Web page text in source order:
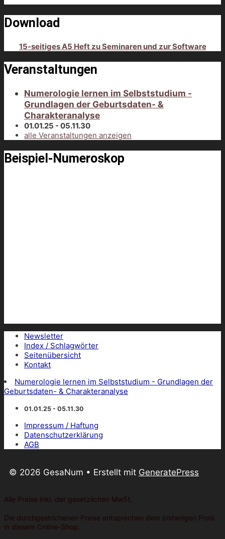
Download
15-seitiges A5 Heft zu Seminaren und zur Software
Veranstaltungen
Numerologie lernen im Selbststudium -
Grundlagen der Geburtsdaten- &
Charakteranalyse
01.01.25 - 05.11.30
alle Veranstaltungen anzeigen
Beispiel-Numeroskop
Newsletter
Index / Schlagwörter
Seitenübersicht
Kontakt
Numerologie lernen im Selbststudium - Grundlagen der
Geburtsdaten- & Charakteranalyse
01.01.25 - 05.11.30
Impressum / Haftung
Datenschutzerklärung
AGB
© 2026 GesaNum • Erstellt mit GeneratePress
Alle Preise inkl. der gesetzlichen MwSt.
Die durchgestrichenen Preise entsprechen dem bisherigen Preis
in diesem Online-Shop.